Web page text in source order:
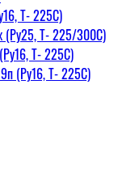
Т- 225С)
(Ру25, Т- 225/300С)
Т- 225С)
(Ру16, Т- 225С)